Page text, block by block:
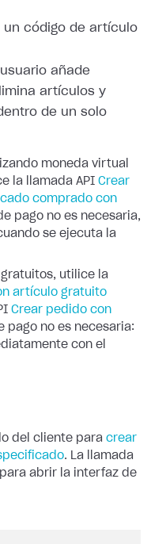
un código de artículo
añade
artículos y
de un solo
moneda virtual
la llamada API Crear
comprado con
pago no es necesaria,
se ejecuta la
utilice la
artículo gratuito
Crear pedido con
pago no es necesaria:
con el
del cliente para crear
. La llamada
abrir la interfaz de